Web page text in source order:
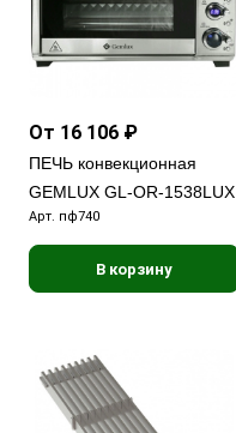
От 16 106 ₽
ПЕЧЬ конвекционная
GEMLUX GL-OR-1538LUX
Арт. пф740
В корзину